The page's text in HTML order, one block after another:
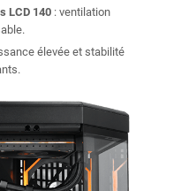
LCD 140 : ventilation
élevée et stabilité